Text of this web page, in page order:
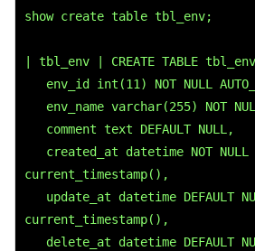
show create table tbl_env;
| tbl_env | CREATE TABLE tbl_env
env_id
int(11) NOT NULL
env_name varchar(255) NOT
comment text DEFAULT NULL,
created_at datetime NOT NULL
current_timestamp(),
update_at datetime DEFAULT
current_timestamp(),
delete_at datetime DEFAULT